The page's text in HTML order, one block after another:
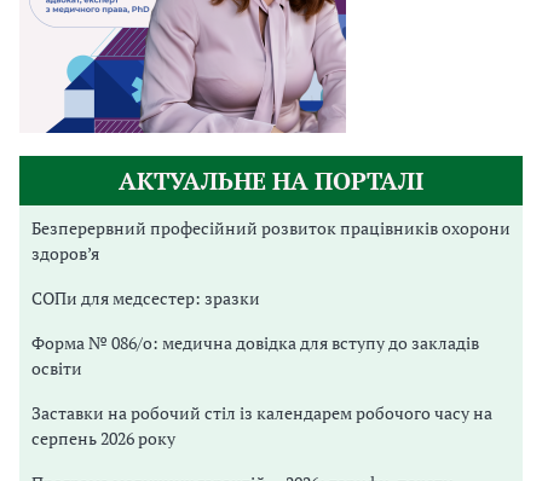
АКТУАЛЬНЕ НА ПОРТАЛІ
Безперервний професійний розвиток працівників охорони
здоров’я
СОПи для медсестер: зразки
Форма № 086/о: медична довідка для вступу до закладів
освіти
Заставки на робочий стіл із календарем робочого часу на
серпень 2026 року